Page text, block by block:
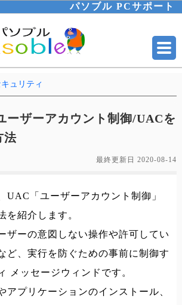
パソブル PCサポート
キュリティ
ーザーアカウント制御/UACを
法
最終更新日2020-08-14
UAC「ユーザーアカウント制御」
を紹介します。
ザーの意図しない操作や許可してい
ど、実行を防ぐための事前に制御す
メッセージウィンドです。
アプリケーションのインストール、